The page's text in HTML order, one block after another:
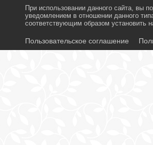
При использовании данного сайта, вы
уведомлением в отношении данного
соответствующим образом установить
Пользовательское соглашение